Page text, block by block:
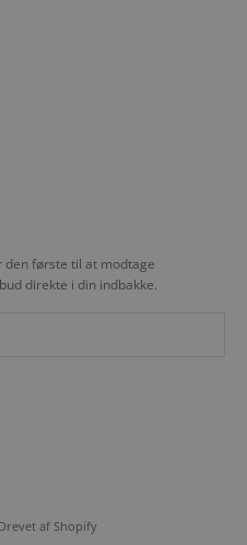
første til at modtage
direkte i din indbakke.
af Shopify